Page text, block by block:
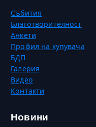
Събития
Благотворителност
Анкети
Профил на купувача
БДП
Галерия
Видео
Контакти
Новини